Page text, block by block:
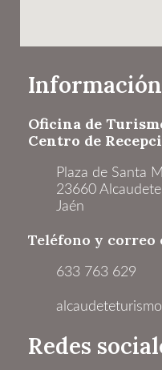
Información
Oficina de
Centro de
Plaza de Santa
23660 Alcaudete
Jaén
Teléfono y correo
633 763 629
Redes